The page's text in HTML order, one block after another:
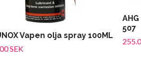
Vapen olja spray 100ML
SEK
507